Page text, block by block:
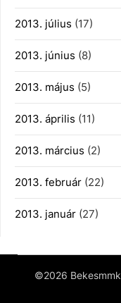
2013. július (17)
2013. június (8)
2013. május (5)
2013. április (11)
2013. március (2)
2013. február (22)
2013. január (27)
©2026 Bekesmmk